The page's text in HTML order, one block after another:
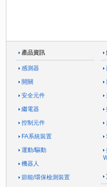
產品資訊
感測器
開關
安全元件
繼電器
控制元件
FA系統裝置
運動/驅動
機器人
節能/環保檢測裝置